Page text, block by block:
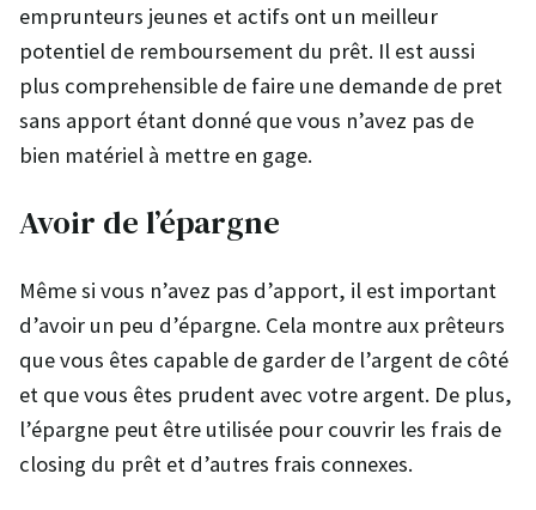
emprunteurs jeunes et actifs ont un meilleur
potentiel de remboursement du prêt. Il est aussi
plus comprehensible de faire une demande de pret
sans apport étant donné que vous n’avez pas de
bien matériel à mettre en gage.
Avoir de l’épargne
Même si vous n’avez pas d’apport, il est important
d’avoir un peu d’épargne. Cela montre aux prêteurs
que vous êtes capable de garder de l’argent de côté
et que vous êtes prudent avec votre argent. De plus,
l’épargne peut être utilisée pour couvrir les frais de
closing du prêt et d’autres frais connexes.